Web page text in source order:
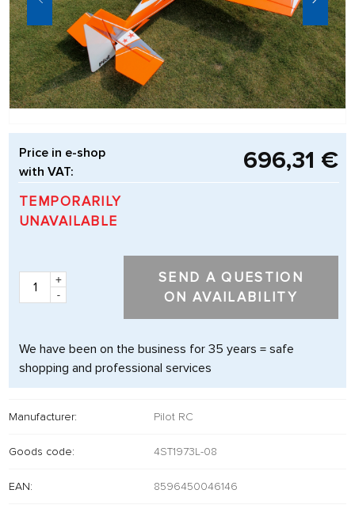
Price in e-shop
with VAT:
696,31 €
TEMPORARILY
UNAVAILABLE
+
-
SEND A QUESTION
ON AVAILABILITY
We have been on the business for 35 years = safe
shopping and professional services
Manufacturer: Pilot RC
Goods code: 4ST1973L-08
EAN: 8596450046146